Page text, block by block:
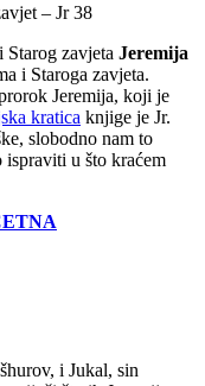
– Jr 38
zavjeta Jeremija
i Staroga zavjeta.
Jeremija, koji je
kratica knjige je Jr.
slobodno nam to
ispraviti u što kraćem
i Jukal, sin